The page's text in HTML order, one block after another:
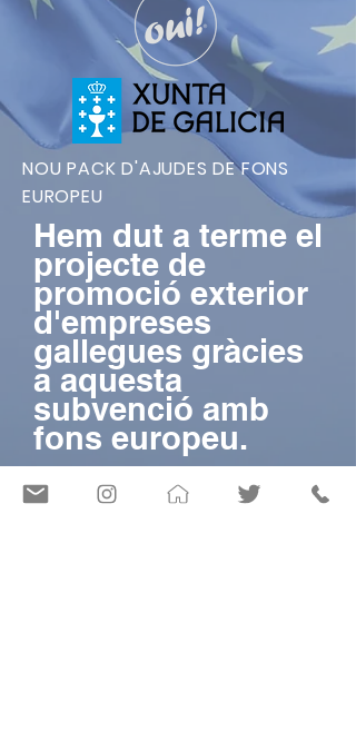
NOU PACK D'AJUDES DE FONS
EUROPEU
Hem dut a terme el
projecte de
promoció exterior
d'empreses
gallegues gràcies
a aquesta
subvenció amb
fons europeu.